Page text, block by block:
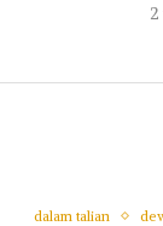
dalam talian